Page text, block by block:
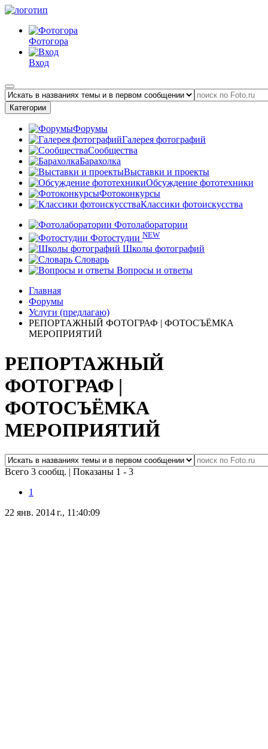
Фотогора
Вход
Категории
Форумы
Галерея фотографий
Сообщества
Барахолка
Выставки и проекты
Обсуждение фототехники
Фотоконкурсы
Классики фотоискусства
Фотолаборатории
Фотостудии NEW
Школы фотографий
Словарь
Вопросы и ответы
Главная
Форумы
Услуги (предлагаю)
РЕПОРТАЖНЫЙ ФОТОГРАФ | ФОТОСЪЁМКА
МЕРОПРИЯТИЙ
РЕПОРТАЖНЫЙ
ФОТОГРАФ |
ФОТОСЪЁМКА
МЕРОПРИЯТИЙ
Всего 3 сообщ. | Показаны 1 - 3
1
22 янв. 2014 г., 11:40:09